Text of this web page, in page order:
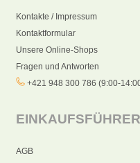
Kontakte / Impressum
Kontaktformular
Unsere Online-Shops
Fragen und Antworten
+421 948 300 786 (9:00-
EINKAUFSFÜHRER
AGB